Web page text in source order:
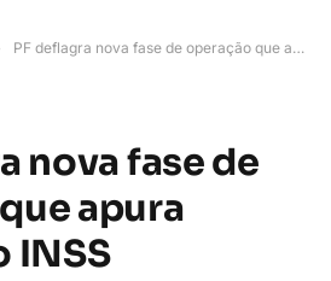
PF deflagra nova fase de operação que apura fraudes no INSS
nova fase de
apura
INSS